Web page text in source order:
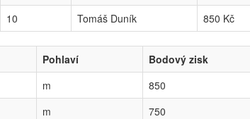
10 Tomáš Duník 850 Kč
Pohlaví
Bodový zisk
m
850
m
750